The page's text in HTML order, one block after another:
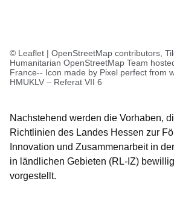
© Leaflet | OpenStreetMap contributors,
Humanitarian OpenStreetMap Team
France-- Icon made by Pixel perfect from
HMUKLV – Referat VII 6
Nachstehend werden die Vorhaben,
Richtlinien des Landes Hessen zur
Innovation und Zusammenarbeit in
in ländlichen Gebieten (RL-IZ)
vorgestellt.